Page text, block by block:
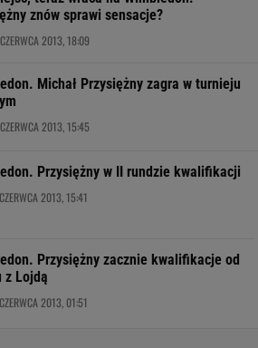
znów sprawi sensacje?
2013, 18:09
Michał Przysiężny zagra w turnieju
2013, 15:45
Przysiężny w II rundzie kwalifikacji
2013, 15:41
Przysiężny zacznie kwalifikacje od
z Lojdą
2013, 01:51